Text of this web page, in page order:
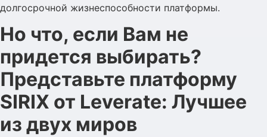
долгосрочной жизнеспособности платформы.
Но что, если Вам не
придется выбирать?
Представьте платформу
SIRIX от Leverate: Лучшее
из двух миров